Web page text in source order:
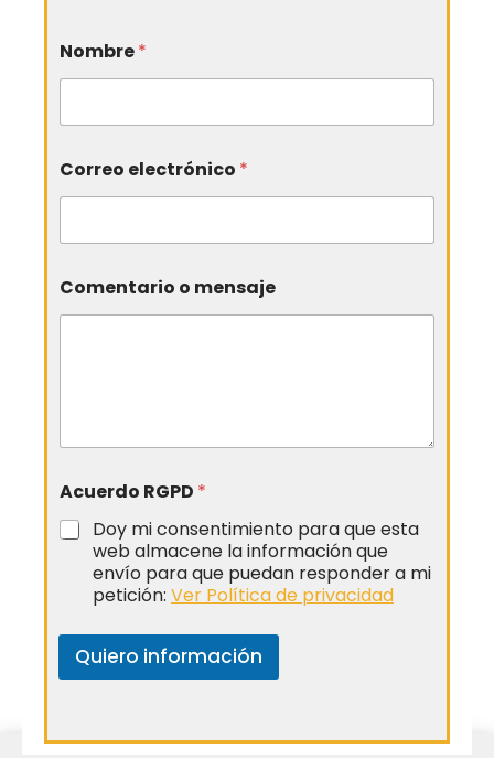
Nombre*
Correo electrónico *
Comentario o mensaje
Acuerdo RGPD *
Doy mi consentimiento para que esta
web almacene la información que
envío para que puedan responder a mi
petición: Ver Política de privacidad
Quiero información